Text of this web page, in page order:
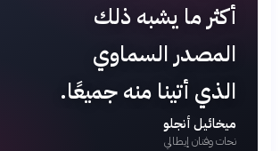
أكثر ما يشبه ذلك
المصدر السماوي
الذي أتينا منه جميعًا.
ميخائيل أنجلو
نحات وفنان إيطالي